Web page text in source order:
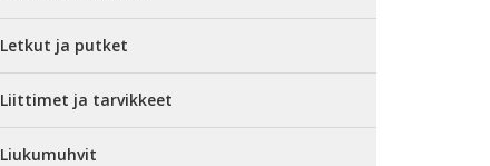
Letkut ja putket
Liittimet ja tarvikkeet
Liukumuhvit